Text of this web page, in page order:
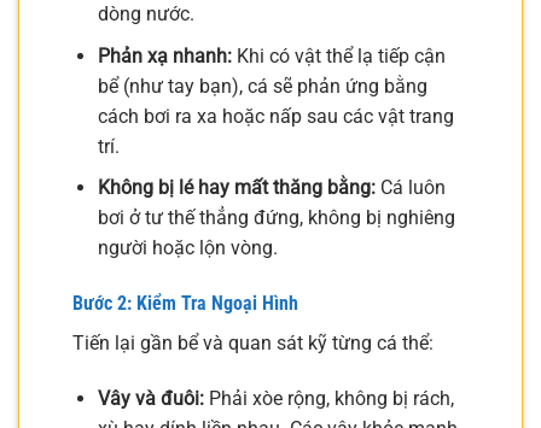
dòng nước.
Phản xạ nhanh:Khi có vật thể lạ tiếp cận
bể (như tay bạn), cá sẽ phản ứng bằng
cách bơi ra xa hoặc nấp sau các vật trang
trí.
Không bị lé hay mất thăng bằng:Cá luôn
bơi ở tư thế thẳng đứng, không bị nghiêng
người hoặc lộn vòng.
Bước 2: Kiểm Tra Ngoại Hình
Tiến lại gần bể và quan sát kỹ từng cá thể:
Vây và đuôi:Phải xòe rộng, không bị rách,